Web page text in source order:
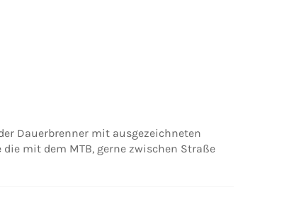
Dauerbrenner mit ausgezeichneten
mit dem MTB, gerne zwischen Straße